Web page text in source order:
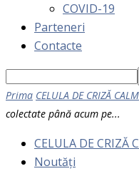
COVID-19
Parteneri
Contacte
Prima CELULA DE CRIZĂ CALM
colectate până acum pe...
CELULA DE CRIZĂ
Noutăți